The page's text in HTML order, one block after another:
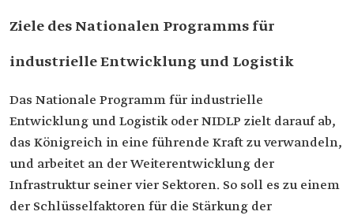
Ziele des Nationalen Programms für
industrielle Entwicklung und Logistik
Das Nationale Programm für industrielle
Entwicklung und Logistik oder NIDLP zielt darauf ab,
das Königreich in eine führende Kraft zu verwandeln,
und arbeitet an der Weiterentwicklung der
Infrastruktur seiner vier Sektoren. So soll es zu einem
der Schlüsselfaktoren für die Stärkung der